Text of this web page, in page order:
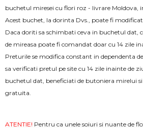
buchetul miresei cu flori roz - livrare Moldova,
Acest buchet, la dorinta Dvs., poate fi
Daca doriti sa schimbati ceva in buchetul dat,
de mireasa poate fi comandat doar cu 14 zile
Preturile se modifica constant in dependenta
sa verificati pretul pe site cu 14 zile inainte de
buchetul dat, beneficiati de butoniera mirelui
gratuita.
ATENTIE! Pentru ca unele soiuri si nuante de